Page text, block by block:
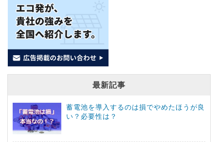
最新記事
蓄電池を導入するのは損でやめたほうが良
い？必要性は？